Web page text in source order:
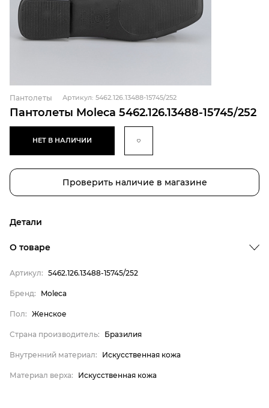
Пантолеты Moleca 5462.126.13488-15745/252
Пантолеты Артикул: 5462.126.13488-15745/252
НЕТ В НАЛИЧИИ
Проверить наличие в магазине
Детали
Внутренний материал
Материал верха
О товаре
Артикул: 5462.126.13488-15745/252
Бренд: Moleca
Пол: Женское
Страна производитель: Бразилия
Внутренний материал: Искусственная кожа
Материал верха: Искусственная кожа